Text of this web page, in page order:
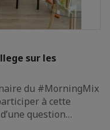
sur les
du #MorningMix
à cette
question…